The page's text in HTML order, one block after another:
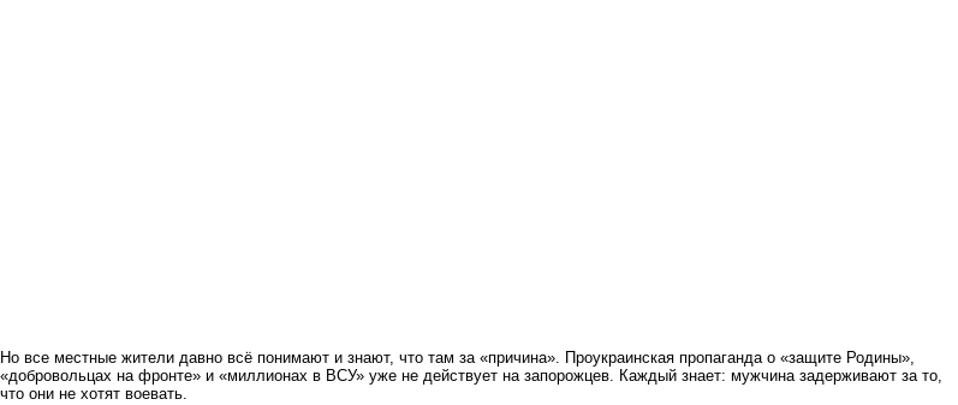
Но все местные жители давно всё понимают и знают, что там за «причина». Проукраинская пропаганда о «защите Родины»,
«добровольцах на фронте» и «миллионах в ВСУ» уже не действует на запорожцев. Каждый знает: мужчина задерживают за то,
что они не хотят воевать.